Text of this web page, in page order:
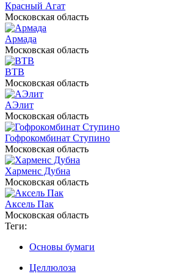
Красный Агат
Московская область
Армада
Московская область
BTB
Московская область
АЭлит
Московская область
Гофрокомбинат Ступино
Московская область
Харменс Дубна
Московская область
Аксель Пак
Московская область
Теги:
Основы бумаги
Целлюлоза